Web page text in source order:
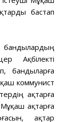
бастап
Ақбілекті
бандыларға
коммунист
ақтарға
ақтарға
ақтар